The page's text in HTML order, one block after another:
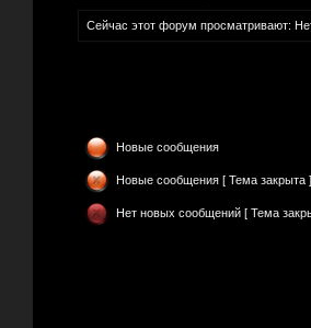
Сейчас этот форум просматривают:
Новые сообщения
Новые сообщения [ Тема закрыта ]
Нет новых сообщений [ Тема